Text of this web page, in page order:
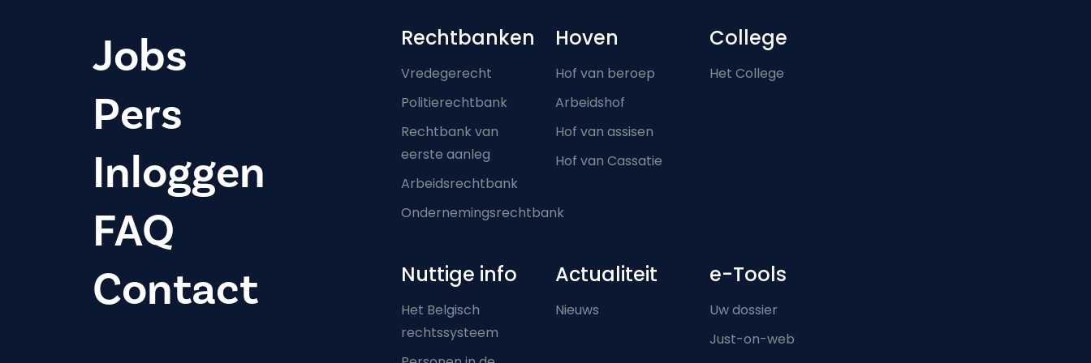
Jobs
Pers
Inloggen
FAQ
Contact
Footer-menu
Rechtbanken
Vredegerecht
Politierechtbank
Rechtbank van
eerste aanleg
Arbeidsrechtbank
Ondernemingsrechtbank
Hoven
Hof van beroep
Arbeidshof
Hof van assisen
Hof van Cassatie
College
Het College
Nuttige info
Het Belgisch
rechtssysteem
Actualiteit
Nieuws
e-Tools
Uw dossier
Just-on-web